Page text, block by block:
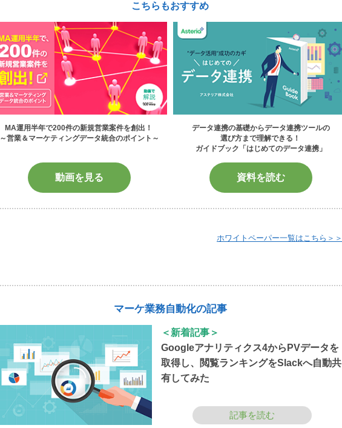
こちらもおすすめ
MA運用半年で200件の新規営業案件を創出！
～営業＆マーケティングデータ統合のポイント～
動画を見る
データ連携の基礎からデータ連携ツールの
選び方まで理解できる！
ガイドブック「はじめてのデータ連携」
資料を読む
ホワイトペーパー一覧はこちら＞＞
マーケ業務自動化の記事
＜新着記事＞
Googleアナリティクス4からPVデータを
取得し、閲覧ランキングをSlackへ自動共
有してみた
記事を読む